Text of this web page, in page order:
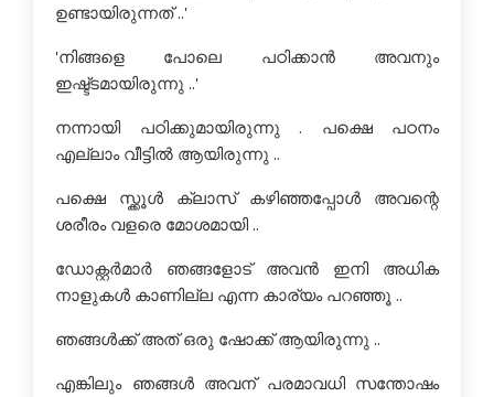
ഉണ്ടായിരുന്നത് ..'
'നിങ്ങളെ പോലെ പഠിക്കാന്‍ അവനും
ഇഷ്ട്ടമായിരുന്നു ..'
നന്നായി പഠിക്കുമായിരുന്നു . പക്ഷെ പഠനം
എല്ലാം വീട്ടില്‍ ആയിരുന്നു ..
പക്ഷെ സ്ക്കൂള്‍ ക്ലാസ് കഴിഞ്ഞപ്പോള്‍ അവന്റെ
ശരീരം വളരെ മോശമായി ..
ഡോക്റ്റര്‍മാര്‍ ഞങ്ങളോട് അവന്‍ ഇനി അധിക
നാളുകള്‍ കാണില്ല എന്ന കാര്യം പറഞ്ഞൂ ..
ഞങ്ങള്‍ക്ക് അത് ഒരു ഷോക്ക് ആയിരുന്നു ..
എങ്കിലും ഞങ്ങള്‍ അവന് പരമാവധി സന്തോഷം